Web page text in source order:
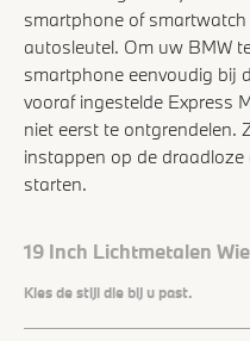
19 Inch Lichtmetalen
Kies de stijl die bij u past.
smartphone of
autosleutel. Om uw BMW
smartphone eenvoudig bij
vooraf ingestelde Express
niet eerst te ontgrendelen.
instappen op de
starten.